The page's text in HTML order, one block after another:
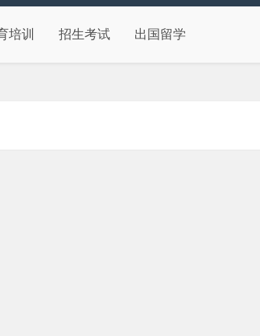
培训 招生考试 出国留学